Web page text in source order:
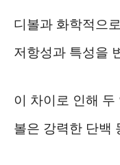
디볼과 화학적으
저항성과 특성을
이 차이로 인해
볼은 강력한 단백